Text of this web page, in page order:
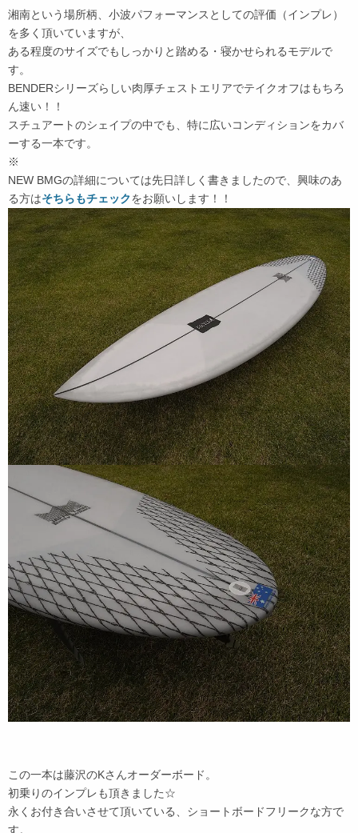
湘南という場所柄、小波パフォーマンスとしての評価（インプレ）
を多く頂いていますが、
ある程度のサイズでもしっかりと踏める・寝かせられるモデルで
す。
BENDERシリーズらしい肉厚チェストエリアでテイクオフはもちろ
ん速い！！
スチュアートのシェイプの中でも、特に広いコンディションをカバ
ーする一本です。
※
NEW BMGの詳細については先日詳しく書きましたので、興味のあ
る方はそちらもチェックをお願いします！！
この一本は藤沢のKさんオーダーボード。
初乗りのインプレも頂きました☆
永くお付き合いさせて頂いている、ショートボードフリークな方で
す。